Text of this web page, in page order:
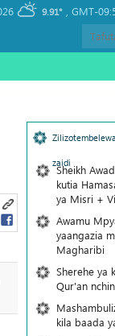
GMT-
9.91°
Zilizotembelewa
zaidi
Sheikh
kutia
ya Misri +
Awamu
yaangazia
Magharibi
Sherehe ya
Qur'an
kila baada